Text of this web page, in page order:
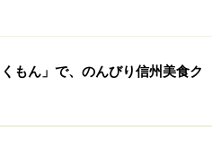
13度の極寒の世界です。風
ります。万全な防寒の準備
もん」で、のんびり信州美食ク